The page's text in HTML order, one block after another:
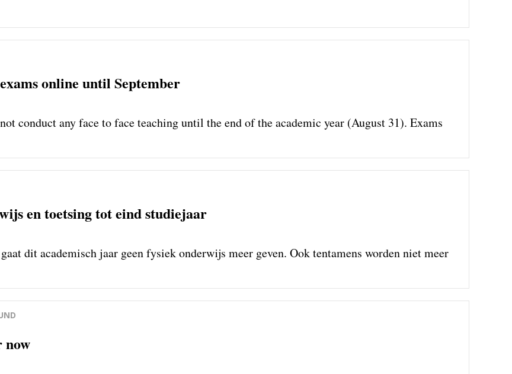
online until September
conduct any face to face teaching until the end of the academic year (August 31). Exams
en toetsing tot eind studiejaar
dit academisch jaar geen fysiek onderwijs meer geven. Ook tentamens worden niet meer
now